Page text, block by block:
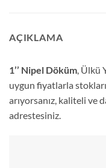
AÇIKLAMA
1’’ Nipel Döküm, Ülkü
uygun fiyatlarla
arıyorsanız, kaliteli ve
adrestesiniz.